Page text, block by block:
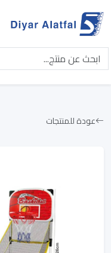
عودة للمنتجات